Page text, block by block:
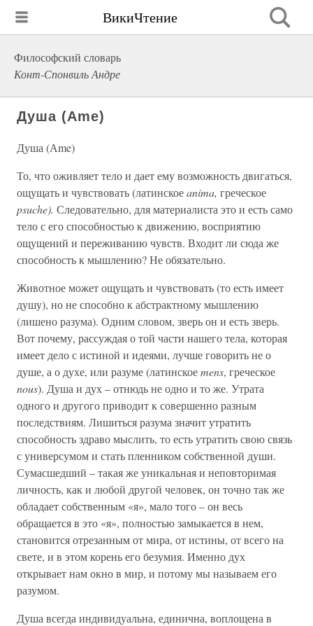
ВикиЧтение
Философский словарь
Конт-Спонвиль Андре
Душа (Аme)
Душа (Аme)
То, что оживляет тело и дает ему возможность двигаться,
ощущать и чувствовать (латинскоеanima, греческое
psuche). Следовательно, для материалиста это и есть само
тело с его способностью к движению, восприятию
ощущений и переживанию чувств. Входит ли сюда же
способность к мышлению? Не обязательно.
Животное может ощущать и чувствовать (то есть имеет
душу), но не способно к абстрактному мышлению
(лишено разума). Одним словом, зверь он и есть зверь.
Вот почему, рассуждая о той части нашего тела, которая
имеет дело с истиной и идеями, лучше говорить не о
душе, а о духе, или разуме (латинскоеmens, греческое
nous). Душа и дух – отнюдь не одно и то же. Утрата
одного и другого приводит к совершенно разным
последствиям. Лишиться разума значит утратить
способность здраво мыслить, то есть утратить свою связь
с универсумом и стать пленником собственной души.
Сумасшедший – такая же уникальная и неповторимая
личность, как и любой другой человек, он точно так же
обладает собственным «я», мало того – он весь
обращается в это «я», полностью замыкается в нем,
становится отрезанным от мира, от истины, от всего на
свете, и в этом корень его безумия. Именно дух
открывает нам окно в мир, и потому мы называем его
разумом.
Душа всегда индивидуальна, единична, воплощена в